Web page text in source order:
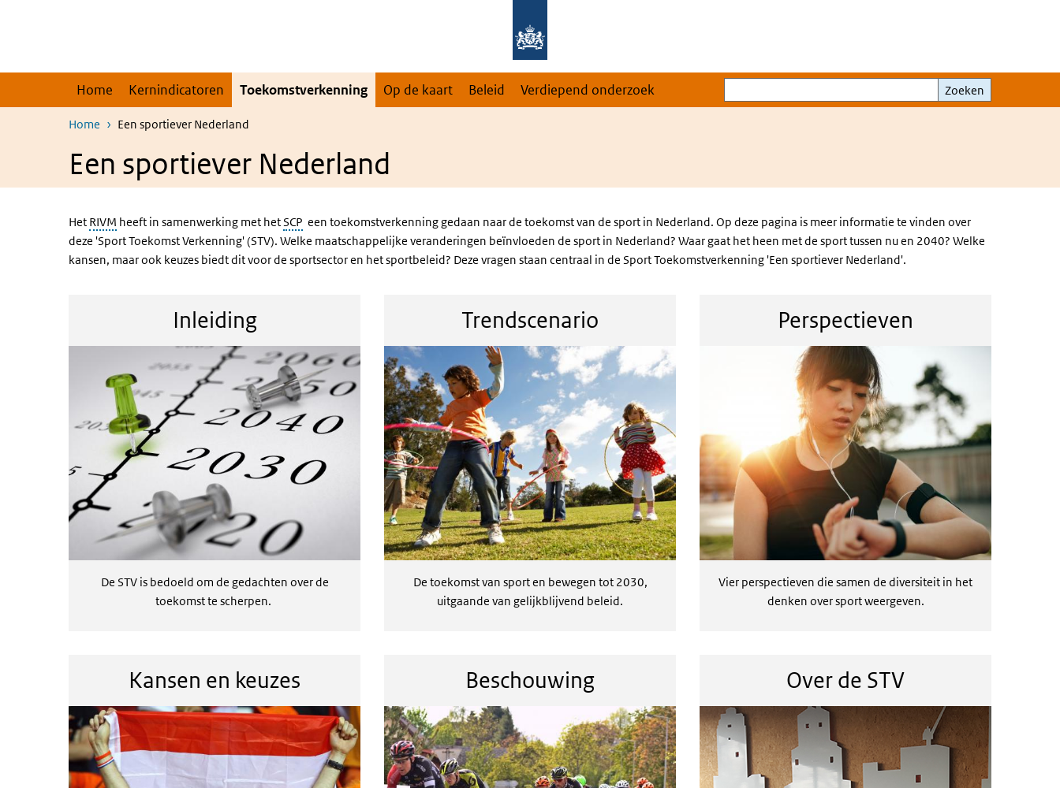
Home Kernindicatoren Toekomstverkenning Op de kaart Beleid Verdiepend onderzoek
Zoeken
Zoeken
Home Een sportiever Nederland
Een sportiever Nederland
Het RIVM heeft in samenwerking met hetSCP een toekomstverkenning gedaan naar de toekomst van de sport in Nederland. Op deze pagina is meer informatie te vinden over
deze 'Sport Toekomst Verkenning' (STV). Welke maatschappelijke veranderingen beïnvloeden de sport in Nederland? Waar gaat het heen met de sport tussen nu en 2040? Welke
kansen, maar ook keuzes biedt dit voor de sportsector en het sportbeleid? Deze vragen staan centraal in de Sport Toekomstverkenning 'Een sportiever Nederland'.
Inleiding
De STV is bedoeld om de gedachten over de
toekomst te scherpen.
Trendscenario
De toekomst van sport en bewegen tot 2030,
uitgaande van gelijkblijvend beleid.
Perspectieven
Vier perspectieven die samen de diversiteit in het
denken over sport weergeven.
Kansen en keuzes Beschouwing Over de STV